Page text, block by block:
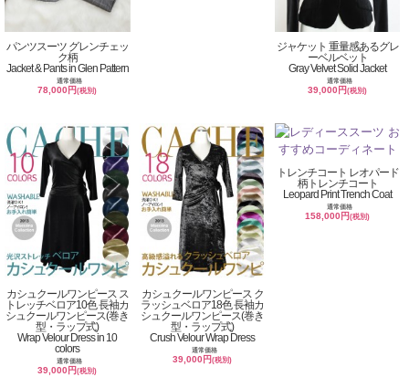
パンツスーツ グレンチェッ
ク柄
Jacket & Pants in Glen Pattern
通常価格
78,000円(税別)
ジャケット 重量感あるグレ
ーベルベット
Gray Velvet Solid Jacket
通常価格
39,000円(税別)
カシュクールワンピース ス
トレッチベロア10色 長袖カ
シュクールワンピース(巻き
型・ラップ式)
Wrap Velour Dress in 10
colors
通常価格
39,000円(税別)
カシュクールワンピース ク
ラッシュベロア18色 長袖カ
シュクールワンピース(巻き
型・ラップ式)
Crush Velour Wrap Dress
通常価格
39,000円(税別)
トレンチコート レオパード
柄トレンチコート
Leopard Print Trench Coat
通常価格
158,000円(税別)